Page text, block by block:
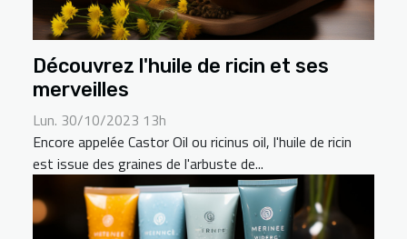
Découvrez l'huile de ricin et ses
merveilles
Lun. 30/10/2023 13h
Encore appelée Castor Oil ou ricinus oil, l'huile de ricin
est issue des graines de l'arbuste de...